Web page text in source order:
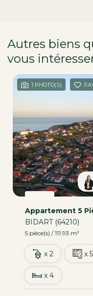
Autres biens
vous
1 PHOTO(S)
BIDART (64210)
5 pièce(s) / 111.93 m²
x 2 x 5
x 4